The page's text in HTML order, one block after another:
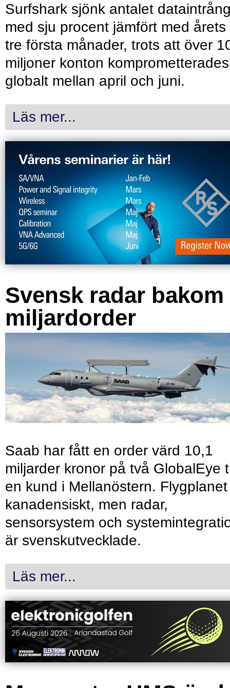
Surfshark sjönk antalet
med sju procent jämfört med årets
tre första månader, trots att över
miljoner konton komprometterades
globalt mellan april och juni.
Läs mer...
Svensk radar bakom
miljardorder
Saab har fått en order värd 10,1
miljarder kronor på två GlobalEye
en kund i Mellanöstern.
kanadensiskt, men radar,
sensorsystem och
är svenskutvecklade.
Läs mer...